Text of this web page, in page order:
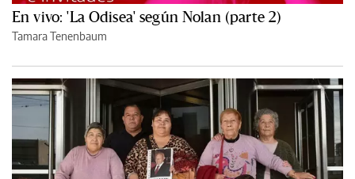
En vivo: 'La Odisea' según Nolan (parte 2)
Tamara Tenenbaum